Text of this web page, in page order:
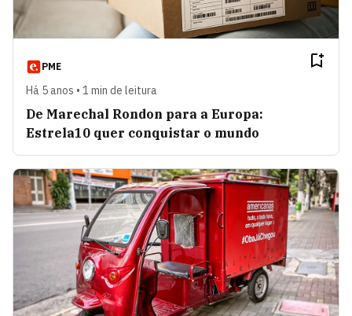
PME
Há 5 anos • 1 min de leitura
De Marechal Rondon para a Europa:
Estrela10 quer conquistar o mundo